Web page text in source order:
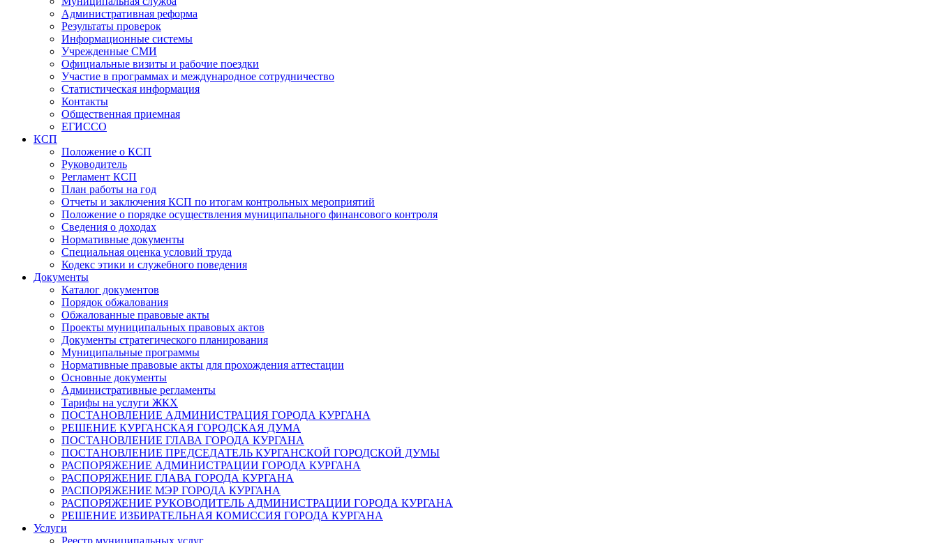
Административная реформа
Результаты проверок
Информационные системы
Учрежденные СМИ
Официальные визиты и рабочие поездки
Участие в программах и международное сотрудничество
Статистическая информация
Контакты
Общественная приемная
ЕГИССО
КСП
Положение о КСП
Руководитель
Регламент КСП
План работы на год
Отчеты и заключения КСП по итогам контрольных мероприятий
Положение о порядке осуществления муниципального финансового контроля
Сведения о доходах
Нормативные документы
Специальная оценка условий труда
Кодекс этики и служебного поведения
Документы
Каталог документов
Порядок обжалования
Обжалованные правовые акты
Проекты муниципальных правовых актов
Документы стратегического планирования
Муниципальные программы
Нормативные правовые акты для прохождения аттестации
Основные документы
Административные регламенты
Тарифы на услуги ЖКХ
ПОСТАНОВЛЕНИЕ АДМИНИСТРАЦИЯ ГОРОДА КУРГАНА
РЕШЕНИЕ КУРГАНСКАЯ ГОРОДСКАЯ ДУМА
ПОСТАНОВЛЕНИЕ ГЛАВА ГОРОДА КУРГАНА
ПОСТАНОВЛЕНИЕ ПРЕДСЕДАТЕЛЬ КУРГАНСКОЙ ГОРОДСКОЙ ДУМЫ
РАСПОРЯЖЕНИЕ АДМИНИСТРАЦИИ ГОРОДА КУРГАНА
РАСПОРЯЖЕНИЕ ГЛАВА ГОРОДА КУРГАНА
РАСПОРЯЖЕНИЕ МЭР ГОРОДА КУРГАНА
РАСПОРЯЖЕНИЕ РУКОВОДИТЕЛЬ АДМИНИСТРАЦИИ ГОРОДА КУРГАНА
РЕШЕНИЕ ИЗБИРАТЕЛЬНАЯ КОМИССИЯ ГОРОДА КУРГАНА
Услуги
Реестр муниципальных услуг